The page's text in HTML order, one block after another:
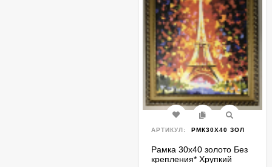
АРТИКУЛ: РМК30Х40 ЗОЛ
Рамка 30х40 золото Без
крепления* Хрупкий